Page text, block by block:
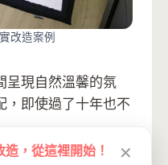
改造案例
呈現自然溫馨的氛
，即使過了十年也不
造，從這裡開始！ ✕